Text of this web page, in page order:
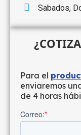
Sabados,
Para el
enviaremos
de 4 horas